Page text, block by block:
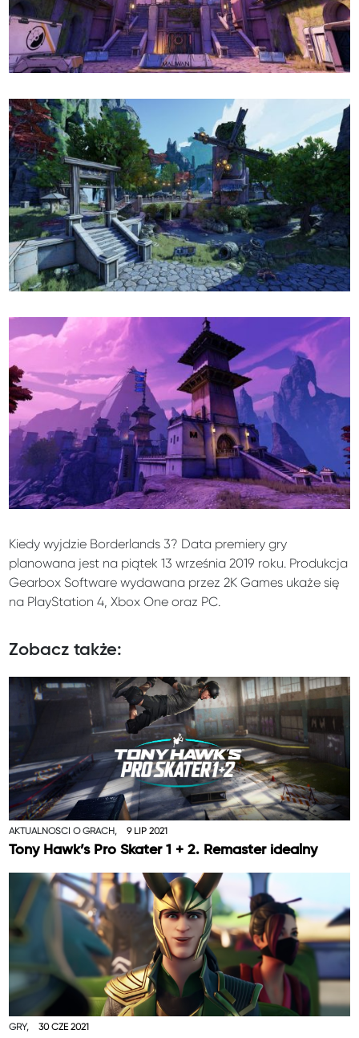
Kiedy wyjdzie Borderlands 3? Data premiery gry
planowana jest na piątek 13 września 2019 roku. Produkcja
Gearbox Software wydawana przez 2K Games ukaże się
na PlayStation 4, Xbox One oraz PC.
Zobacz także:
AKTUALNOŚCI O GRACH, 9 LIP 2021
Tony Hawk’s Pro Skater 1 + 2. Remaster idealny
GRY, 30 CZE 2021